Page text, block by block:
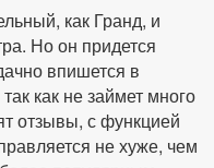
как Гранд, и
Но он придется
впишется в
как не займет много
отзывы, с функцией
не хуже, чем